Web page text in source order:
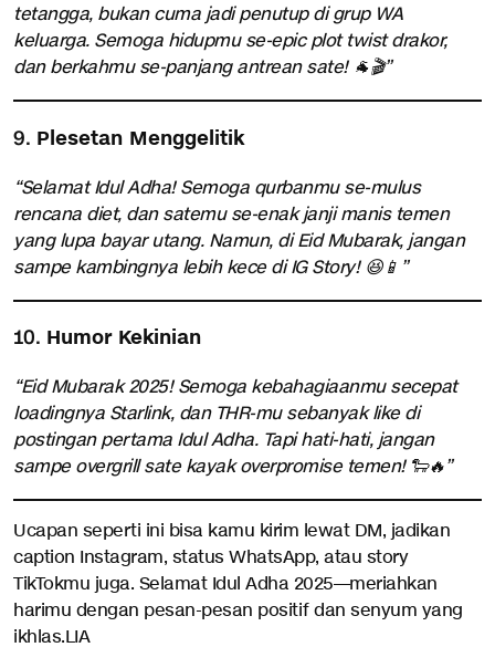
tetangga, bukan cuma jadi penutup di grup WA
keluarga. Semoga hidupmu se-epic plot twist drakor,
dan berkahmu se-panjang antrean sate! 🐐🎬”
9. Plesetan Menggelitik
“Selamat Idul Adha! Semoga qurbanmu se-mulus
rencana diet, dan satemu se-enak janji manis temen
yang lupa bayar utang. Namun, di Eid Mubarak, jangan
sampe kambingnya lebih kece di IG Story! 😆📱”
10. Humor Kekinian
“Eid Mubarak 2025! Semoga kebahagiaanmu secepat
loadingnya Starlink, dan THR-mu sebanyak like di
postingan pertama Idul Adha. Tapi hati-hati, jangan
sampe overgrill sate kayak overpromise temen! 🐑🔥”
Ucapan seperti ini bisa kamu kirim lewat DM, jadikan
caption Instagram, status WhatsApp, atau story
TikTokmu juga. Selamat Idul Adha 2025—meriahkan
harimu dengan pesan-pesan positif dan senyum yang
ikhlas.LIA